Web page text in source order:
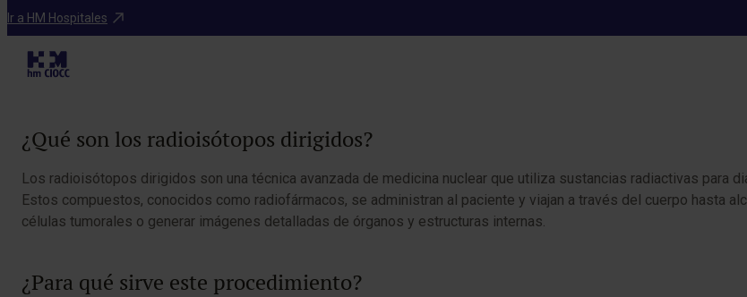
Ir a HM Hospitales
Tratamientos
Radioisótopos dirigidos
¿Qué son los radioisótopos dirigidos?
Los radioisótopos dirigidos son una técnica avanzada de medicina nuclear que utiliza sustancias radiactivas para
Estos compuestos, conocidos como radiofármacos, se administran al paciente y viajan a través del cuerpo hasta
células tumorales o generar imágenes detalladas de órganos y estructuras internas.
¿Para qué sirve este procedimiento?